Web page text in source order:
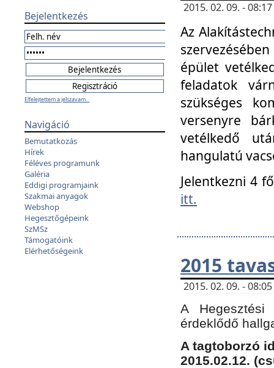
Bejelentkezés
Elfelejtettem a jelszavam...
Navigáció
Bemutatkozás
Hírek
Féléves programunk
Galéria
Eddigi programjaink
Szakmai anyagok
Webshop
Hegesztőgépeink
SzMSz
Támogatóink
Elérhetőségeink
2015. 02. 09. -
Az
épület
feladatok
szükséges
versenyre
vetélkedő
hangulatú
Jelentkezni 4
itt.
2015
2015. 02. 09. -
A
érdeklődő
A tagtoborzó
2015.02.12.